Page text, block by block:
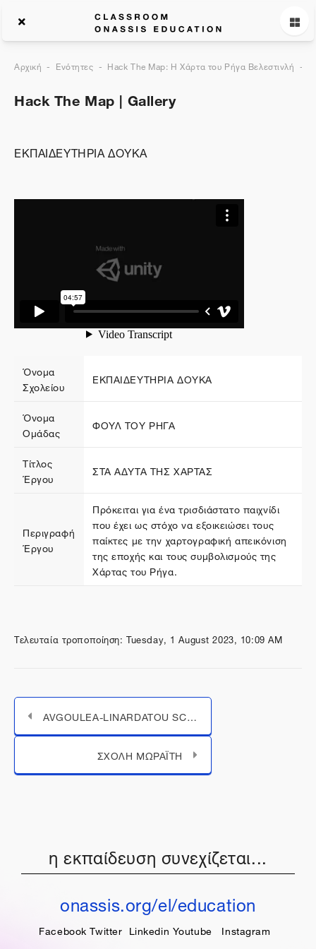
Αρχική Ενότητες Hack The Map: Η Χάρτα του Ρήγα Βελεστινλή
Hack The Map | Gallery
ΕΚΠΑΙΔΕΥΤΗΡΙΑ ΔΟΥΚΑ
Όνομα
Σχολείου
ΕΚΠΑΙΔΕΥΤΗΡΙΑ ΔΟΥΚΑ
Όνομα
Ομάδας
ΦΟΥΛ ΤΟΥ ΡΗΓΑ
Τίτλος
Έργου
ΣΤΑ ΑΔΥΤΑ ΤΗΣ ΧΑΡΤΑΣ
Περιγραφή
Έργου
Πρόκειται για ένα τρισδιάστατο παιχνίδι
που έχει ως στόχο να εξοικειώσει τους
παίκτες με την χαρτογραφική απεικόνιση
της εποχής και τους συμβολισμούς της
Χάρτας του Ρήγα.
Τελευταία τροποποίηση: Tuesday, 1 August 2023, 10:09 AM
AVGOULEA-LINARDATOU SCHOOL
Μεταπήδηση σε...
ΣΧΟΛΗ ΜΩΡΑΪΤΗ
η εκπαίδευση συνεχίζεται...
onassis.org/el/education
Facebook Twitter Linkedin Youtube Instagram